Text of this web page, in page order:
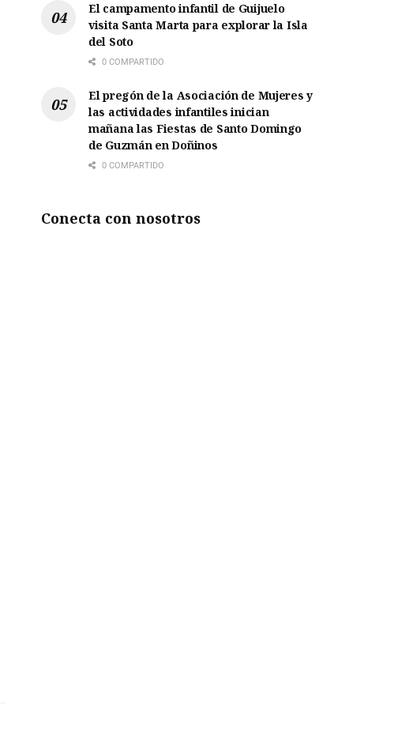
El campamento infantil de Guijuelo
visita Santa Marta para explorar la Isla
del Soto
0 COMPARTIDO
El pregón de la Asociación de Mujeres y
las actividades infantiles inician
mañana las Fiestas de Santo Domingo
de Guzmán en Doñinos
0 COMPARTIDO
Conecta con nosotros